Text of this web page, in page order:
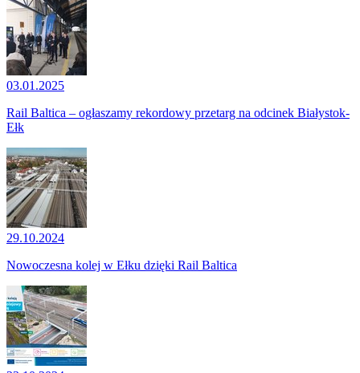
03.01.2025
Rail Baltica – ogłaszamy rekordowy przetarg na odcinek Białystok-
Ełk
29.10.2024
Nowoczesna kolej w Ełku dzięki Rail Baltica